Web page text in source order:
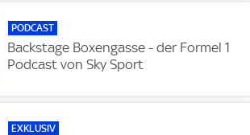
PODCAST
Backstage Boxengasse - der Formel 1
Podcast von Sky Sport
EXKLUSIV